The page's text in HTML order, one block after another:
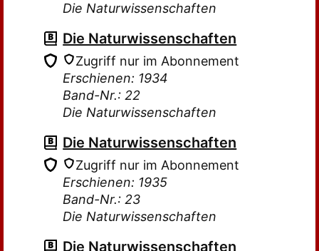
Die Naturwissenschaften
Die Naturwissenschaften
Zugriff nur im Abonnement
Erschienen: 1934
Band-Nr.: 22
Die Naturwissenschaften
Die Naturwissenschaften
Zugriff nur im Abonnement
Erschienen: 1935
Band-Nr.: 23
Die Naturwissenschaften
Die Naturwissenschaften